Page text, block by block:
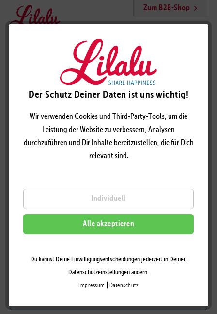
Zum B2B-Shop
Der Schutz Deiner Daten ist uns wichtig!
Wir verwenden Cookies und Third-Party-Tools, um die
Leistung der Website zu verbessern, Analysen
durchzuführen und Dir Inhalte bereitzustellen, die für Dich
relevant sind.
Individuell
Alle akzeptieren
Du kannst Deine Einwilligungsentscheidungen jederzeit in Deinen
Datenschutzeinstellungen ändern.
Impressum Datenschutz
Mafioso Sparschwein, BIGGYS
MAFIOSO SPARSCHWEIN, BIGGYS - DESIGN
Auf die Wunschliste